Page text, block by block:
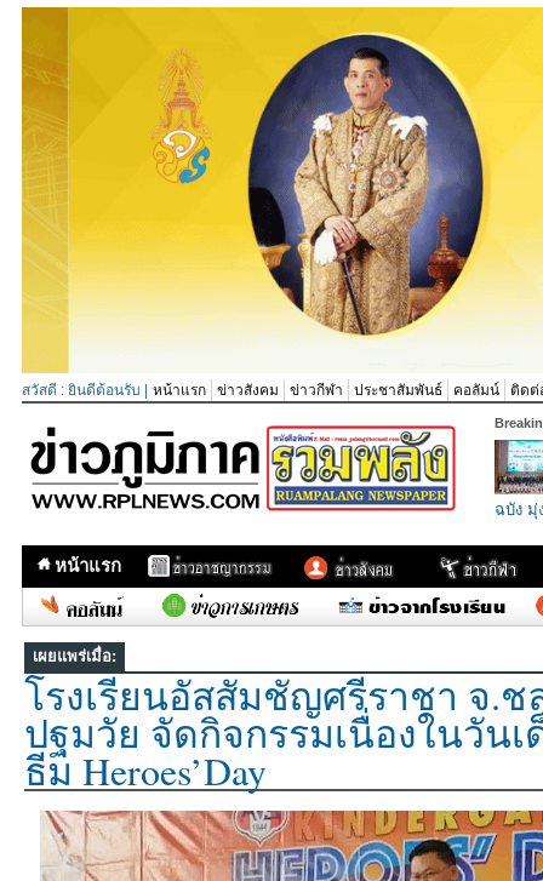
สวัสดี : ยินดีต้อนรับ | หน้าแรก ข่าวสังคม ข่าวกีฬา ประชาสัมพันธ์ คอลัมน์ ติดต่
ฉบัง มุ่
หน้าแรก
เผยแพร่เมื่อ:
โรงเรียนอัสสัมชัญศรีราชา จ.
ปฐมวัย จัดกิจกรรมเนื่องในวัน
ธีม Heroes’Day